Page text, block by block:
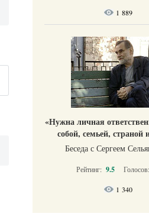
1 889
«Нужна личная
собой, семьей, страной
Беседа с Сергеем
Рейтинг: 9.5 Голосов:
1 340